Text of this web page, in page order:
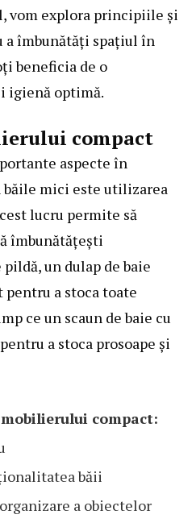
vom explora principiile și
a îmbunătăți spațiul în
beneficia de o
igienă optimă.
compact
aspecte în
mici este utilizarea
lucru permite să
îmbunătățești
un dulap de baie
a stoca toate
ce un scaun de baie cu
a stoca prosoape și
compact:
băii
a obiectelor